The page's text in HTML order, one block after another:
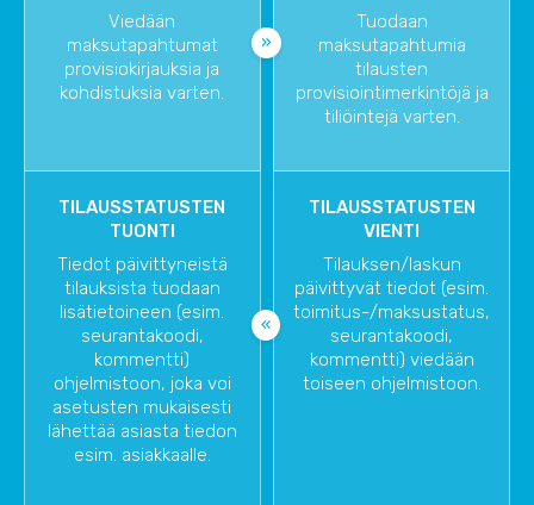
Viedään
maksutapahtumat
provisiokirjauksia ja
kohdistuksia varten.
Tuodaan
maksutapahtumia
tilausten
provisiointimerkintöjä ja
tiliöintejä varten.
TILAUSSTATUSTEN
TUONTI
Tiedot päivittyneistä
tilauksista tuodaan
lisätietoineen (esim.
seurantakoodi,
kommentti)
ohjelmistoon, joka voi
asetusten mukaisesti
lähettää asiasta tiedon
esim. asiakkaalle.
TILAUSSTATUSTEN
VIENTI
Tilauksen/laskun
päivittyvät tiedot (esim.
toimitus-/maksustatus,
seurantakoodi,
kommentti) viedään
toiseen ohjelmistoon.